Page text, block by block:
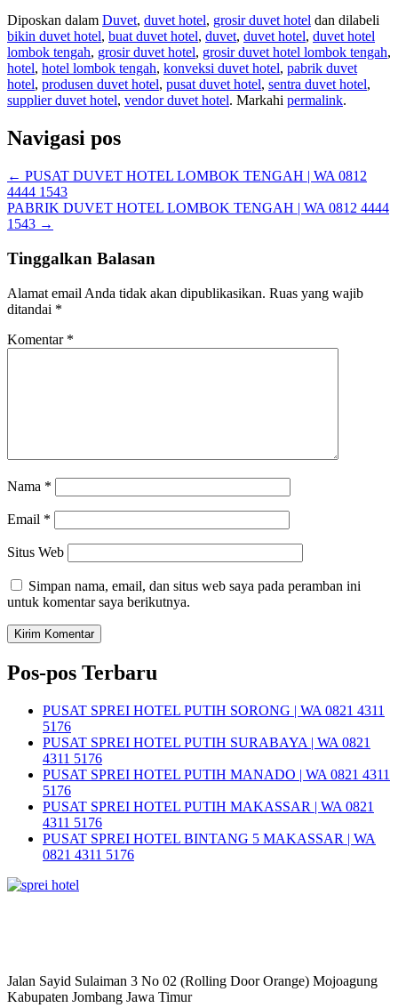
Diposkan dalam Duvet, duvet hotel, grosir duvet hotel dan dilabeli
bikin duvet hotel, buat duvet hotel, duvet, duvet hotel, duvet hotel
lombok tengah, grosir duvet hotel, grosir duvet hotel lombok tengah,
hotel, hotel lombok tengah, konveksi duvet hotel, pabrik duvet
hotel, produsen duvet hotel, pusat duvet hotel, sentra duvet hotel,
supplier duvet hotel, vendor duvet hotel. Markahi permalink.
Navigasi pos
← PUSAT DUVET HOTEL LOMBOK TENGAH | WA 0812
4444 1543
PABRIK DUVET HOTEL LOMBOK TENGAH | WA 0812 4444
1543 →
Tinggalkan Balasan
Alamat email Anda tidak akan dipublikasikan. Ruas yang wajib
ditandai *
Komentar *
Nama *
Email *
Situs Web
Simpan nama, email, dan situs web saya pada peramban ini
untuk komentar saya berikutnya.
Pos-pos Terbaru
PUSAT SPREI HOTEL PUTIH SORONG | WA 0821 4311
5176
PUSAT SPREI HOTEL PUTIH SURABAYA | WA 0821
4311 5176
PUSAT SPREI HOTEL PUTIH MANADO | WA 0821 4311
5176
PUSAT SPREI HOTEL PUTIH MAKASSAR | WA 0821
4311 5176
PUSAT SPREI HOTEL BINTANG 5 MAKASSAR | WA
0821 4311 5176
Jalan Sayid Sulaiman 3 No 02 (Rolling Door Orange) Mojoagung
Kabupaten Jombang Jawa Timur